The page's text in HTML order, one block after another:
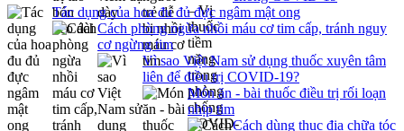
Tác dụng của hoa đu đủ đực ngâm mật ong
Cách phòng ngừa nhồi máu cơ tim cấp, tránh nguy
cơ ngừng tim
Vì sao Việt Nam sử dụng thuốc xuyên tâm
liên để điều trị COVID-19?
Món ăn - bài thuốc điều trị rối loạn
nhịp tim
Cách dùng thục địa chữa tóc